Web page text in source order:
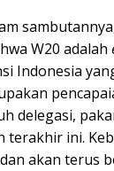
W20 adalah
Indonesia
delegasi,
terakhir ini.
akan terus